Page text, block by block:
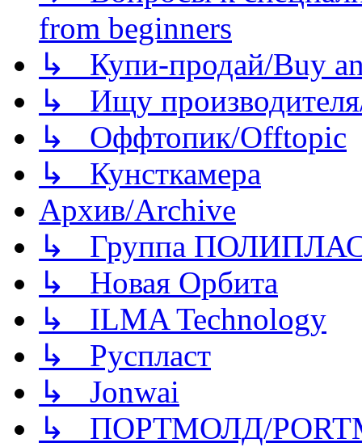
from beginners
↳ Купи-продай/Buy
↳ Ищу
↳ Оффтопик/Offtopic
↳ Кунсткамера
Архив/Archive
↳ Группа
↳ Новая Орбита
↳ ILMA Technology
↳ Руспласт
↳ Jonwai
↳ ПОРТМОЛД/